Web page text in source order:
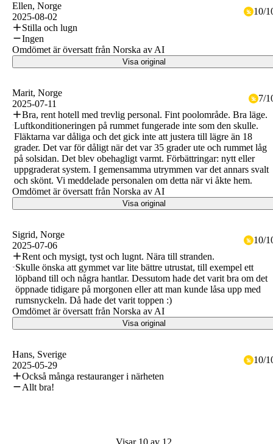
Ellen, Norge
2025-08-02
10/
Stilla och lugn
Ingen
Omdömet är översatt från Norska av AI
Visa original
Marit, Norge
2025-07-11
7/
Bra, rent hotell med trevlig personal. Fint poolområde. Bra läge.
Luftkonditioneringen på rummet fungerade inte som den skulle.
Fläktarna var dåliga och det gick inte att justera till lägre än 18
grader. Det var för dåligt när det var 35 grader ute och rummet låg
på solsidan. Det blev obehagligt varmt. Förbättringar: nytt eller
uppgraderat system. I gemensamma utrymmen var det annars svalt
och skönt. Vi meddelade personalen om detta när vi åkte hem.
Omdömet är översatt från Norska av AI
Visa original
Sigrid, Norge
2025-07-06
10/
Rent och mysigt, tyst och lugnt. Nära till stranden.
Skulle önska att gymmet var lite bättre utrustat, till exempel ett
löpband till och några hantlar. Dessutom hade det varit bra om det
öppnade tidigare på morgonen eller att man kunde låsa upp med
rumsnyckeln. Då hade det varit toppen :)
Omdömet är översatt från Norska av AI
Visa original
Hans, Sverige
2025-05-29
10/
Också många restauranger i närheten
Allt bra!